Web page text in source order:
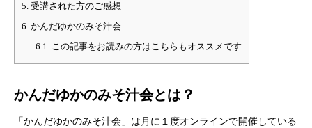
5. 受講された方のご感想
6. かんだゆかのみそ汁会
6.1.この記事をお読みの方はこちらもオススメです
かんだゆかのみそ汁会とは？
「かんだゆかのみそ汁会」は月に１度オンラインで開催している